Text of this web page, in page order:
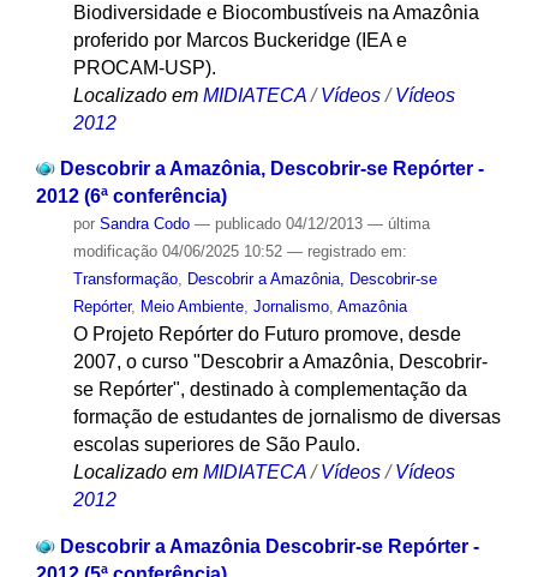
Biodiversidade e Biocombustíveis na Amazônia
proferido por Marcos Buckeridge (IEA e
PROCAM-USP).
Localizado em MIDIATECA /Vídeos /Vídeos
2012
Descobrir a Amazônia, Descobrir-se Repórter -
2012 (6ª conferência)
por Sandra Codo — publicado04/12/2013 — última
modificação04/06/2025 10:52 — registrado em:
Transformação, Descobrir a Amazônia, Descobrir-se
Repórter, Meio Ambiente, Jornalismo, Amazônia
O Projeto Repórter do Futuro promove, desde
2007, o curso "Descobrir a Amazônia, Descobrir-
se Repórter", destinado à complementação da
formação de estudantes de jornalismo de diversas
escolas superiores de São Paulo.
Localizado em MIDIATECA /Vídeos /Vídeos
2012
Descobrir a Amazônia Descobrir-se Repórter -